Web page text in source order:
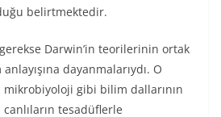
belirtmektedir.
gerekse Darwin’in teorilerinin ortak
dayanmalarıydı. O
gibi bilim dallarının
tesadüflerle